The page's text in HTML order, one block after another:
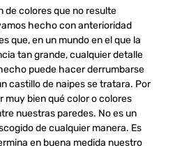
de colores que no resulte
hecho con anterioridad
que, en un mundo en el que la
tan grande, cualquier detalle
puede hacer derrumbarse
castillo de naipes se tratara. Por
muy bien qué color o colores
nuestras paredes. No es un
de cualquier manera. Es
en buena medida nuestro